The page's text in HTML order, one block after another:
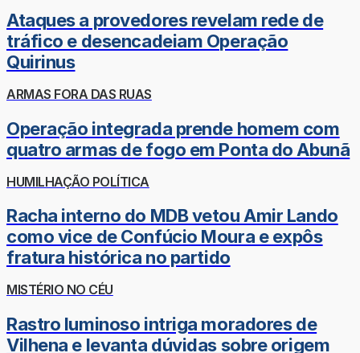
Ataques a provedores revelam rede de
tráfico e desencadeiam Operação
Quirinus
ARMAS FORA DAS RUAS
Operação integrada prende homem com
quatro armas de fogo em Ponta do Abunã
HUMILHAÇÃO POLÍTICA
Racha interno do MDB vetou Amir Lando
como vice de Confúcio Moura e expôs
fratura histórica no partido
MISTÉRIO NO CÉU
Rastro luminoso intriga moradores de
Vilhena e levanta dúvidas sobre origem